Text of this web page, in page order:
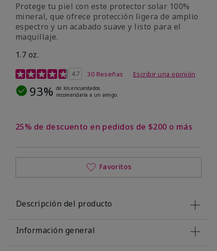
Protege tu piel con este protector solar 100%
mineral, que ofrece protección ligera de amplio
espectro y un acabado suave y listo para el
maquillaje.
1.7 oz.
Calificación de clientes de 5 de 5
4.7 30 Reseñas Escribir una opinión
93% de los encuestados
recomendaría a un amigo.
25% de descuento en pedidos de $200 o más
Favoritos
Descripción del producto
Información general